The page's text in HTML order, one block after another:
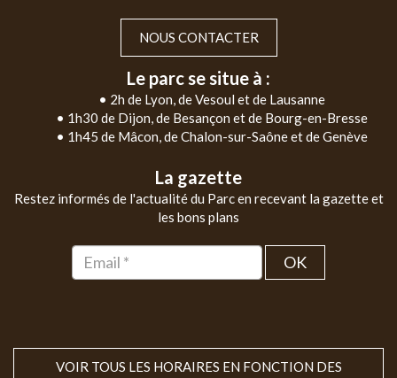
NOUS CONTACTER
Le parc se situe à :
• 2h de Lyon, de Vesoul et de Lausanne
• 1h30 de Dijon, de Besançon et de Bourg-en-Bresse
• 1h45 de Mâcon, de Chalon-sur-Saône et de Genève
La gazette
Restez informés de l'actualité du Parc en recevant la gazette et
les bons plans
OK
VOIR TOUS LES HORAIRES EN FONCTION DES